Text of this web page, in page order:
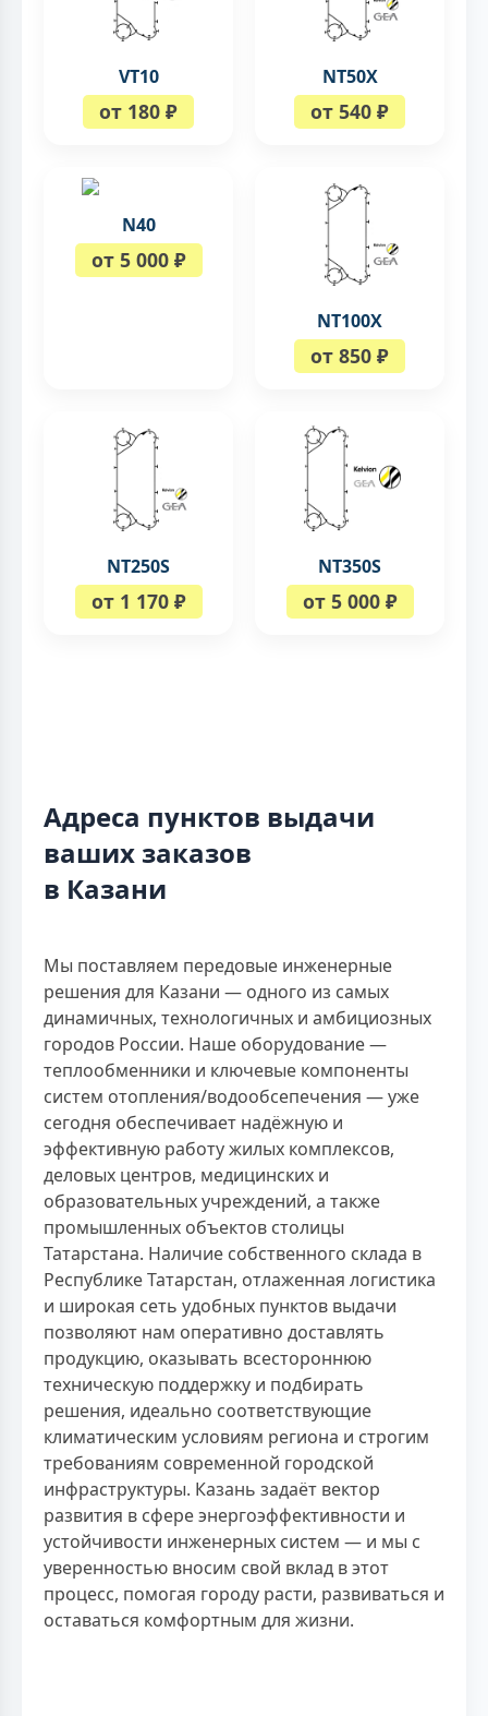
VT10
от 180 ₽
NT50X
от 540 ₽
N40
от 5 000 ₽
NT100X
от 850 ₽
NT250S
от 1 170 ₽
NT350S
от 5 000 ₽
Адреса пунктов выдачи
ваших заказов
в Казани
Мы поставляем передовые инженерные
решения для Казани — одного из самых
динамичных, технологичных и амбициозных
городов России. Наше оборудование —
теплообменники и ключевые компоненты
систем отопления/водообсепечения — уже
сегодня обеспечивает надёжную и
эффективную работу жилых комплексов,
деловых центров, медицинских и
образовательных учреждений, а также
промышленных объектов столицы
Татарстана. Наличие собственного склада в
Республике Татарстан, отлаженная логистика
и широкая сеть удобных пунктов выдачи
позволяют нам оперативно доставлять
продукцию, оказывать всестороннюю
техническую поддержку и подбирать
решения, идеально соответствующие
климатическим условиям региона и строгим
требованиям современной городской
инфраструктуры. Казань задаёт вектор
развития в сфере энергоэффективности и
устойчивости инженерных систем — и мы с
уверенностью вносим свой вклад в этот
процесс, помогая городу расти, развиваться и
оставаться комфортным для жизни.